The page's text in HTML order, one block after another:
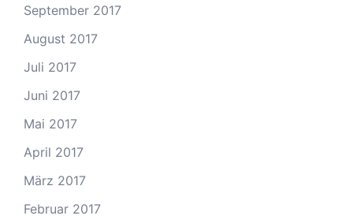
September 2017
August 2017
Juli 2017
Juni 2017
Mai 2017
April 2017
März 2017
Februar 2017